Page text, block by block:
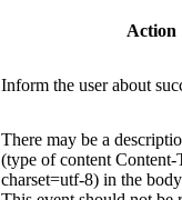
Action
Inform the user about
There may be a
(type of content Content-
charset=utf-8) in the